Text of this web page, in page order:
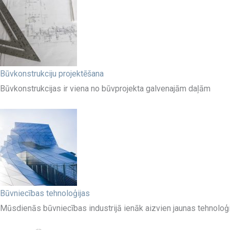
Būvkonstrukciju projektēšana
Būvkonstrukcijas ir viena no būvprojekta galvenajām daļām
Būvniecības tehnoloģijas
Mūsdienās būvniecības industrijā ienāk aizvien jaunas